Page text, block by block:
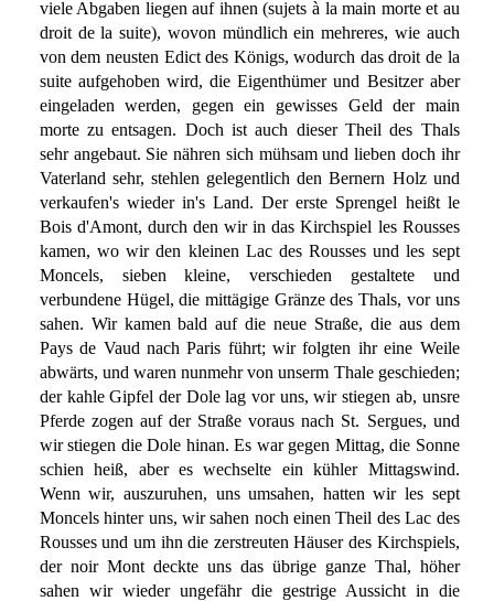
viele Abgaben liegen auf ihnen (sujets à la main morte et au
droit de la suite), wovon mündlich ein mehreres, wie auch
von dem neusten Edict des Königs, wodurch das droit de la
suite aufgehoben wird, die Eigenthümer und Besitzer aber
eingeladen werden, gegen ein gewisses Geld der main
morte zu entsagen. Doch ist auch dieser Theil des Thals
sehr angebaut. Sie nähren sich mühsam und lieben doch ihr
Vaterland sehr, stehlen gelegentlich den Bernern Holz und
verkaufen's wieder in's Land. Der erste Sprengel heißt le
Bois d'Amont, durch den wir in das Kirchspiel les Rousses
kamen, wo wir den kleinen Lac des Rousses und les sept
Moncels, sieben kleine, verschieden gestaltete und
verbundene Hügel, die mittägige Gränze des Thals, vor uns
sahen. Wir kamen bald auf die neue Straße, die aus dem
Pays de Vaud nach Paris führt; wir folgten ihr eine Weile
abwärts, und waren nunmehr von unserm Thale geschieden;
der kahle Gipfel der Dole lag vor uns, wir stiegen ab, unsre
Pferde zogen auf der Straße voraus nach St. Sergues, und
wir stiegen die Dole hinan. Es war gegen Mittag, die Sonne
schien heiß, aber es wechselte ein kühler Mittagswind.
Wenn wir, auszuruhen, uns umsahen, hatten wir les sept
Moncels hinter uns, wir sahen noch einen Theil des Lac des
Rousses und um ihn die zerstreuten Häuser des Kirchspiels,
der noir Mont deckte uns das übrige ganze Thal, höher
sahen wir wieder ungefähr die gestrige Aussicht in die